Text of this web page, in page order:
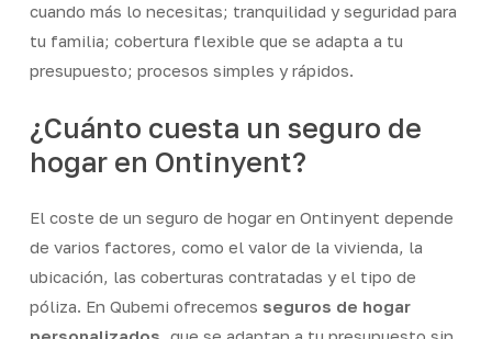
cuando más lo necesitas; tranquilidad y seguridad para
tu familia; cobertura flexible que se adapta a tu
presupuesto; procesos simples y rápidos.
¿Cuánto cuesta un seguro de
hogar en Ontinyent?
El coste de un seguro de hogar en Ontinyent depende
de varios factores, como el valor de la vivienda, la
ubicación, las coberturas contratadas y el tipo de
póliza. En Qubemi ofrecemos seguros de hogar